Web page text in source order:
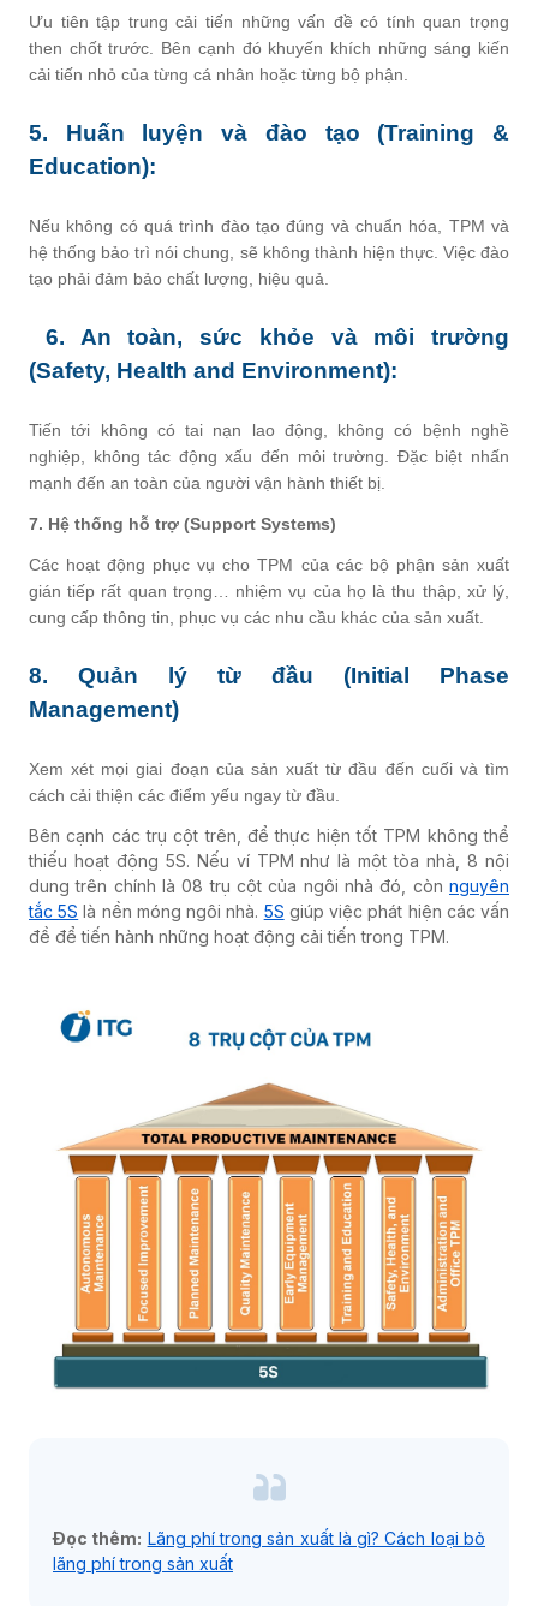
Ưu tiên tập trung cải tiến những vấn đề có tính quan trọng
then chốt trước. Bên cạnh đó khuyến khích những sáng kiến
cải tiến nhỏ của từng cá nhân hoặc từng bộ phận.
5. Huấn luyện và đào tạo (Training &
Education):
Nếu không có quá trình đào tạo đúng và chuẩn hóa, TPM và
hệ thống bảo trì nói chung, sẽ không thành hiện thực. Việc đào
tạo phải đảm bảo chất lượng, hiệu quả.
6. An toàn, sức khỏe và môi trường
(Safety, Health and Environment):
Tiến tới không có tai nạn lao động, không có bệnh nghề
nghiệp, không tác động xấu đến môi trường. Đặc biệt nhấn
mạnh đến an toàn của người vận hành thiết bị.
7. Hệ thống hỗ trợ (Support Systems)
Các hoạt động phục vụ cho TPM của các bộ phận sản xuất
gián tiếp rất quan trọng… nhiệm vụ của họ là thu thập, xử lý,
cung cấp thông tin, phục vụ các nhu cầu khác của sản xuất.
8. Quản lý từ đầu (Initial Phase
Management)
Xem xét mọi giai đoạn của sản xuất từ đầu đến cuối và tìm
cách cải thiện các điểm yếu ngay từ đầu.
Bên cạnh các trụ cột trên, để thực hiện tốt TPM không thể
thiếu hoạt động 5S. Nếu ví TPM như là một tòa nhà, 8 nội
dung trên chính là 08 trụ cột của ngôi nhà đó, còn nguyên
tắc 5S là nền móng ngôi nhà. 5S giúp việc phát hiện các vấn
đề để tiến hành những hoạt động cải tiến trong TPM.
Đọc thêm: Lãng phí trong sản xuất là gì? Cách loại bỏ
lãng phí trong sản xuất